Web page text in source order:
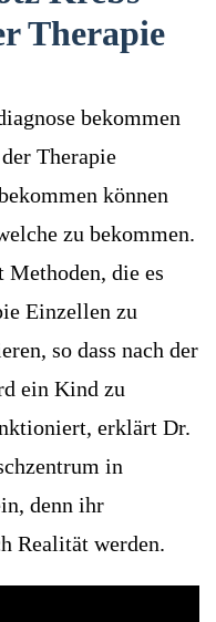
Therapie
bekommen
Therapie
können
zu bekommen.
die es
Einzellen zu
so dass nach der
ein Kind zu
erklärt Dr.
in
denn ihr
Realität werden.